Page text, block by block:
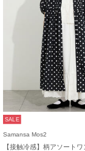
SALE
Samansa Mos2